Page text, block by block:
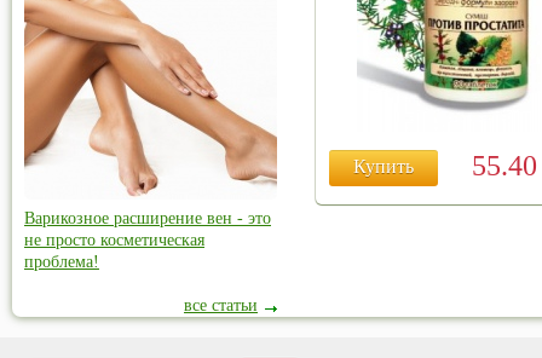
Купить
Варикозное расширение вен - это
не просто косметическая
проблема!
все статьи